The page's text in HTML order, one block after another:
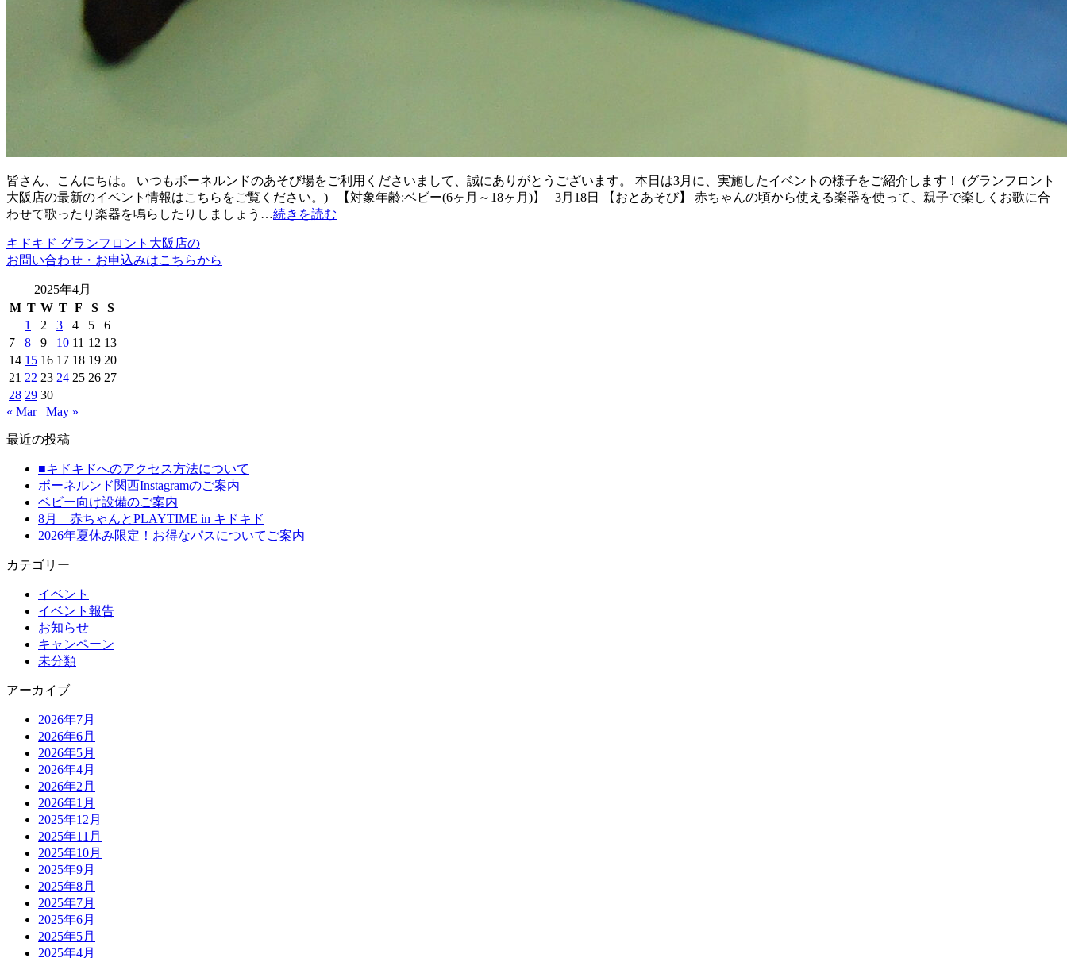
皆さん、こんにちは。 いつもボーネルンドのあそび場をご利用くださいまして、誠にありがとうございます。 本日は3月に、実施したイベントの様子をご紹介します！ (グランフロント
大阪店の最新のイベント情報はこちらをご覧ください。) 【対象年齢:ベビー(6ヶ月～18ヶ月)】 3月18日 【おとあそび】 赤ちゃんの頃から使える楽器を使って、親子で楽しくお歌に合
わせて歌ったり楽器を鳴らしたりしましょう…続きを読む
キドキド グランフロント大阪店の
お問い合わせ・お申込みはこちらから
2025年4月
M T W T F S
S
1
2 3 4 5
6
7
8 9 10 11 12 13
14 15 16 17 18 19 20
21 22 23 24 25 26 27
28 29 30
« Mar
May »
最近の投稿
■キドキドへのアクセス方法について
ボーネルンド関西Instagramのご案内
ベビー向け設備のご案内
8月 赤ちゃんとPLAYTIME in キドキド
2026年夏休み限定！お得なパスについてご案内
カテゴリー
イベント
イベント報告
お知らせ
キャンペーン
未分類
アーカイブ
2026年7月
2026年6月
2026年5月
2026年4月
2026年2月
2026年1月
2025年12月
2025年11月
2025年10月
2025年9月
2025年8月
2025年7月
2025年6月
2025年5月
2025年4月